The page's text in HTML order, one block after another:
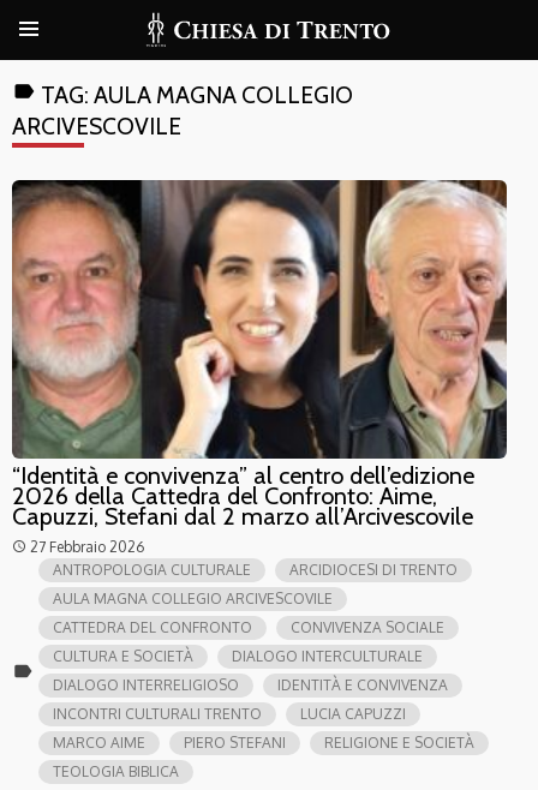
label TAG: AULA MAGNA COLLEGIO
ARCIVESCOVILE
“Identità e convivenza” al centro dell’edizione
2026 della Cattedra del Confronto: Aime,
Capuzzi, Stefani dal 2 marzo all’Arcivescovile
access_time 27 Febbraio 2026
label
ANTROPOLOGIA CULTURALE
ARCIDIOCESI DI TRENTO
AULA MAGNA COLLEGIO ARCIVESCOVILE
CATTEDRA DEL CONFRONTO
CONVIVENZA SOCIALE
CULTURA E SOCIETÀ
DIALOGO INTERCULTURALE
DIALOGO INTERRELIGIOSO
IDENTITÀ E CONVIVENZA
INCONTRI CULTURALI TRENTO
LUCIA CAPUZZI
MARCO AIME
PIERO STEFANI
RELIGIONE E SOCIETÀ
TEOLOGIA BIBLICA